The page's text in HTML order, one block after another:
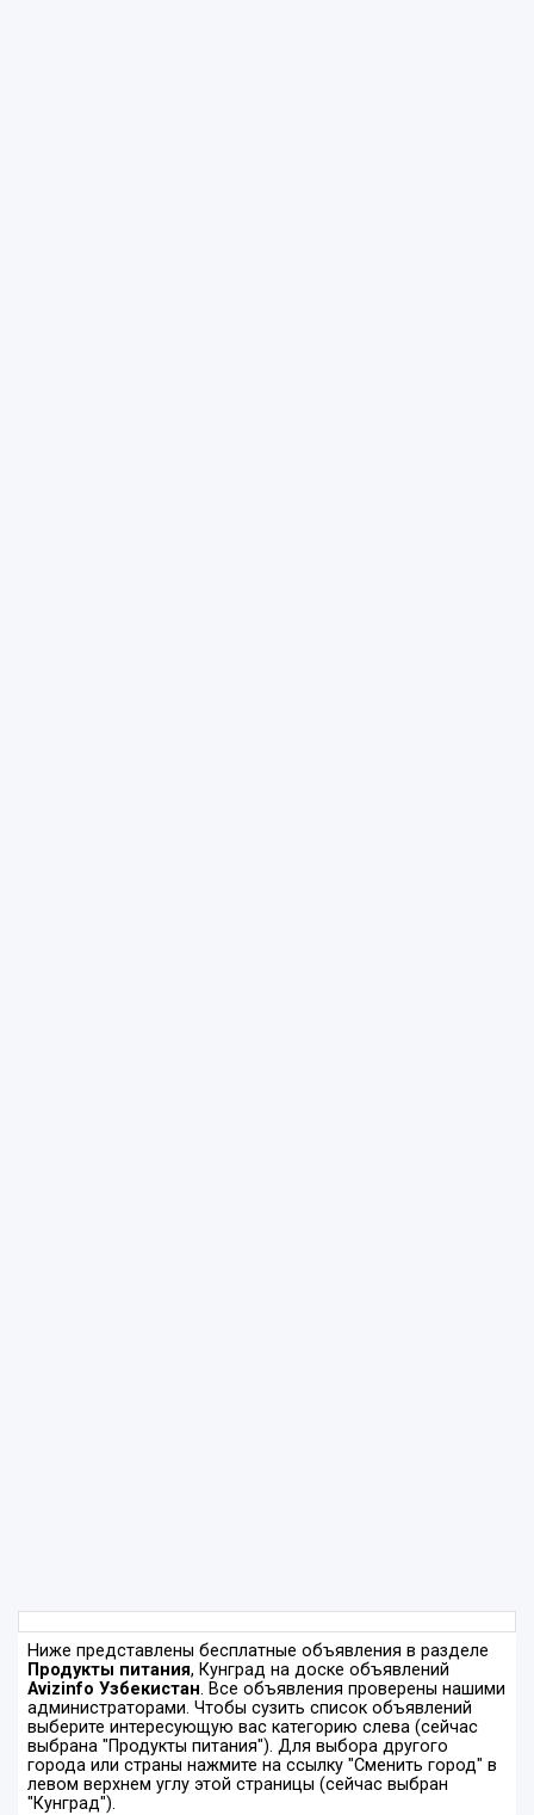
Ниже представлены бесплатные объявления в разделе
Продукты питания, Кунград на доске объявлений
Avizinfo Узбекистан. Все объявления проверены нашими
администраторами. Чтобы сузить список объявлений
выберите интересующую вас категорию слева (сейчас
выбрана "Продукты питания"). Для выбора другого
города или страны нажмите на ссылку "Сменить город" в
левом верхнем углу этой страницы (сейчас выбран
"Кунград").